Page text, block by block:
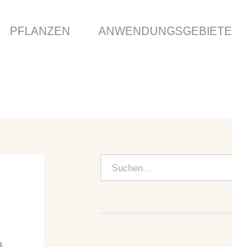
PFLANZEN ANWENDUNGSGEBIETE
Suche
nach: